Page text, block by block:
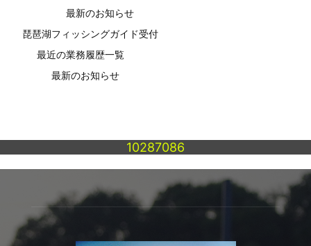
最新のお知らせ
琵琶湖フィッシングガイド受付
最近の業務履歴一覧
最新のお知らせ
10287086